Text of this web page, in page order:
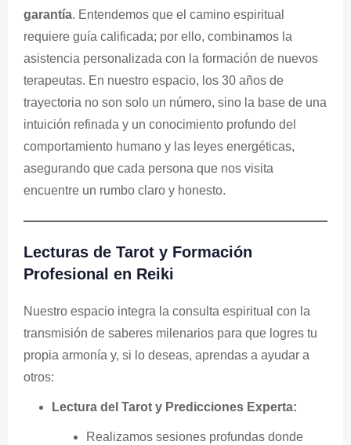
garantía. Entendemos que el camino espiritual
requiere guía calificada; por ello, combinamos la
asistencia personalizada con la formación de nuevos
terapeutas. En nuestro espacio, los 30 años de
trayectoria no son solo un número, sino la base de una
intuición refinada y un conocimiento profundo del
comportamiento humano y las leyes energéticas,
asegurando que cada persona que nos visita
encuentre un rumbo claro y honesto.
Lecturas de Tarot y Formación
Profesional en Reiki
Nuestro espacio integra la consulta espiritual con la
transmisión de saberes milenarios para que logres tu
propia armonía y, si lo deseas, aprendas a ayudar a
otros:
Lectura del Tarot y Predicciones Experta:
Realizamos sesiones profundas donde